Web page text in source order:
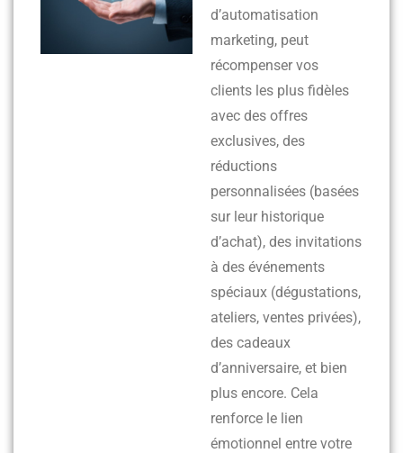
d’automatisation
marketing, peut
récompenser vos
clients les plus fidèles
avec des offres
exclusives, des
réductions
personnalisées (basées
sur leur historique
d’achat), des invitations
à des événements
spéciaux (dégustations,
ateliers, ventes privées),
des cadeaux
d’anniversaire, et bien
plus encore. Cela
renforce le lien
émotionnel entre votre